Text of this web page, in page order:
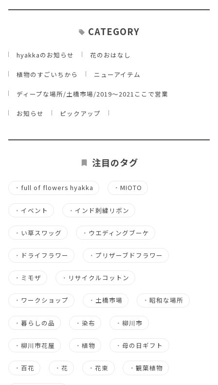
CATEGORY
hyakkaのお知らせ 花のおはなし
植物のすごいちから ニューアイテム
ディープな場所/土橋市場/2019～2021ここで営業
お知らせ ピックアップ
注目のタグ
・ full of flowers hyakka ・MIOTO
・ イベント ・ インド刺繍リボン
・ い草スワッグ ・ ウエディングブーケ
・ ドライフラワー ・ プリザーブドフラワー
・ ミモザ ・ リサイクルコットン
・ ワークショップ ・ 土橋市場 ・昭和な場所
・ 暮らしの品 ・ 染布 ・柳川市
・ 柳川市花屋 ・植物 ・母の日ギフト
・ 百花 ・花 ・花束 ・ 観葉植物